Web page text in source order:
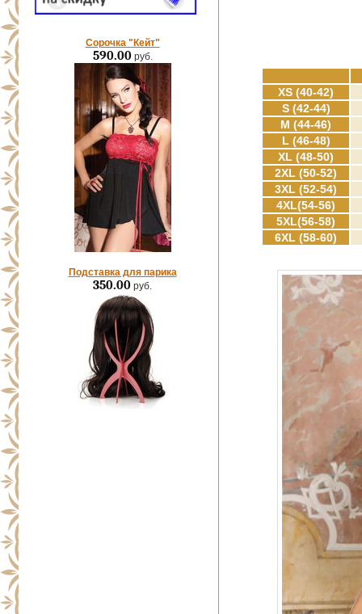
Сорочка "Кейт"
590.00руб.
Подставка для парика
350.00 руб.
XS (40-42)
S (42-44)
M (44-46)
L (46-48)
XL (48-50)
2XL (50-52)
3XL (52-54)
4XL(54-56)
5XL(56-58)
6XL (58-60)